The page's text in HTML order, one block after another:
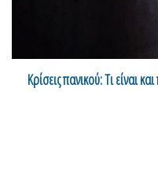
Κρίσεις πανικού: Τι είναι